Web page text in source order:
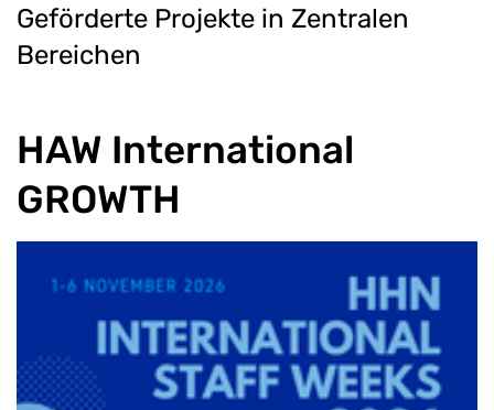
Geförderte Projekte in Zentralen
Bereichen
HAW International
GROWTH